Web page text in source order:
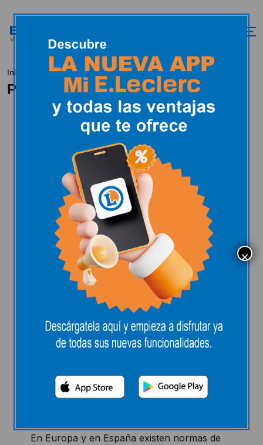
Inicio Política de privacidad
Política de privacidad
POLÍTICA DE
PRIVACIDAD
“SUS DATOS
SEGUROS”
Información en
cumplimiento de
la normativa de
protección de
datos personales
En Europa y en España existen normas de